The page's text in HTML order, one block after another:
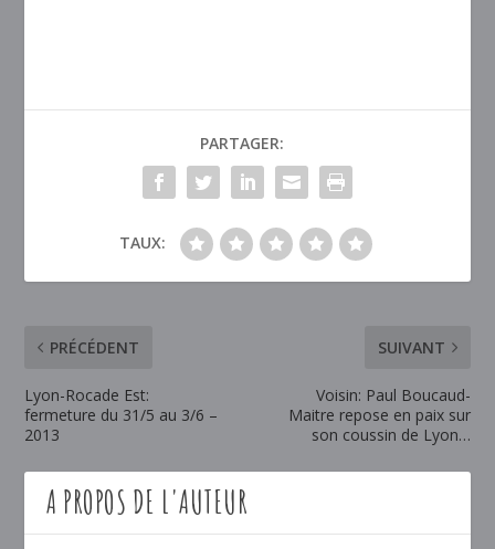
PARTAGER:
TAUX:
PRÉCÉDENT
Lyon-Rocade Est:
fermeture du 31/5 au 3/6 –
2013
SUIVANT
Voisin: Paul Boucaud-
Maitre repose en paix sur
son coussin de Lyon…
A PROPOS DE L'AUTEUR